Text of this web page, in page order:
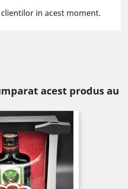
in acest moment.
acest produs au